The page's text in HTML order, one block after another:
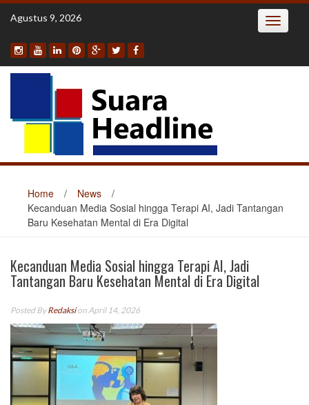
Skip
Agustus 9, 2026 Toggle
Home / News
/
Kecanduan Media Sosial hingga Terapi AI, Jadi Tantangan
Baru Kesehatan Mental di Era Digital
Kecanduan Media Sosial hingga Terapi AI, Jadi
Tantangan Baru Kesehatan Mental di Era Digital
Posted ByRedaksion April 14, 2026